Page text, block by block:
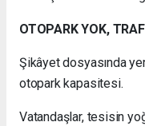
OTOPARK YOK,
Şikâyet dosyasında
otopark kapasitesi.
Vatandaşlar, tesisin